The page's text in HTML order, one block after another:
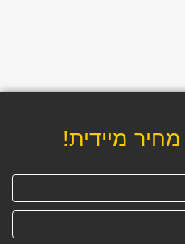
מיידית!